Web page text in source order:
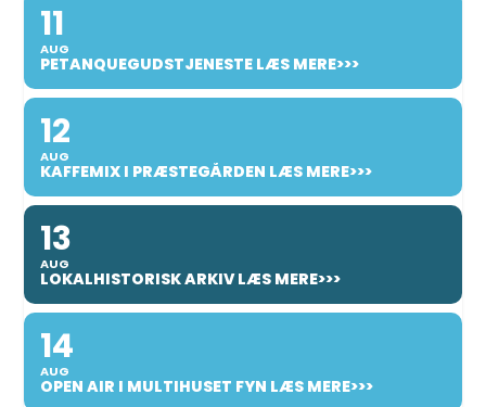
11
AUG
PETANQUEGUDSTJENESTE LÆS MERE>>>
12
AUG
KAFFEMIX I PRÆSTEGÅRDEN LÆS MERE>>>
13
AUG
LOKALHISTORISK ARKIV LÆS MERE>>>
14
AUG
OPEN AIR I MULTIHUSET FYN LÆS MERE>>>